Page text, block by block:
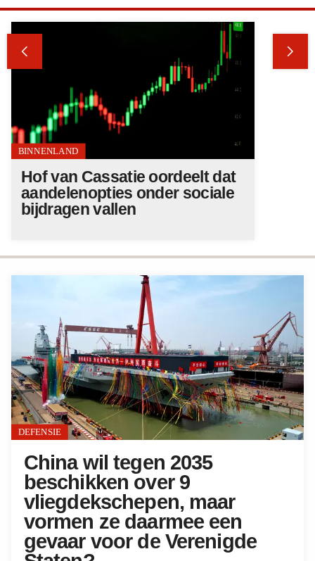
DEFENSIE
China wil tegen 2035
beschikken over 9
vliegdekschepen, maar
vormen ze daarmee een
gevaar voor de Verenigde
 
BINNENLAND
Hof van Cassatie oordeelt dat
aandelenopties onder sociale
bijdragen vallen